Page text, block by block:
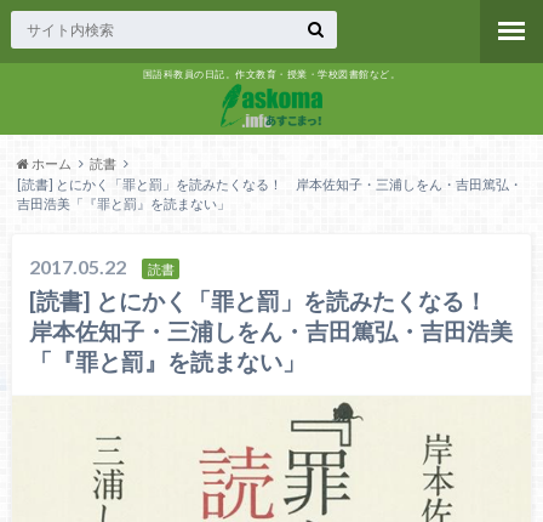
国語科教員の日記。作文教育・授業・学校図書館など。
ホーム
読書
[読書] とにかく「罪と罰」を読みたくなる！ 岸本佐知子・三浦しをん・吉田篤弘・
吉田浩美「『罪と罰』を読まない」
2017.05.22 読書
[読書] とにかく「罪と罰」を読みたくなる！
岸本佐知子・三浦しをん・吉田篤弘・吉田浩美
「『罪と罰』を読まない」